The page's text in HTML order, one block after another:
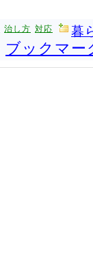
治し方 対応 暮
ブックマー